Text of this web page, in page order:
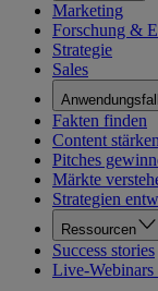
Marketing
Forschung &
Strategie
Sales
Anwendungsfall
Fakten finden
Content stärken
Pitches
Märkte
Strategien
Ressourcen
Success stories
Live-